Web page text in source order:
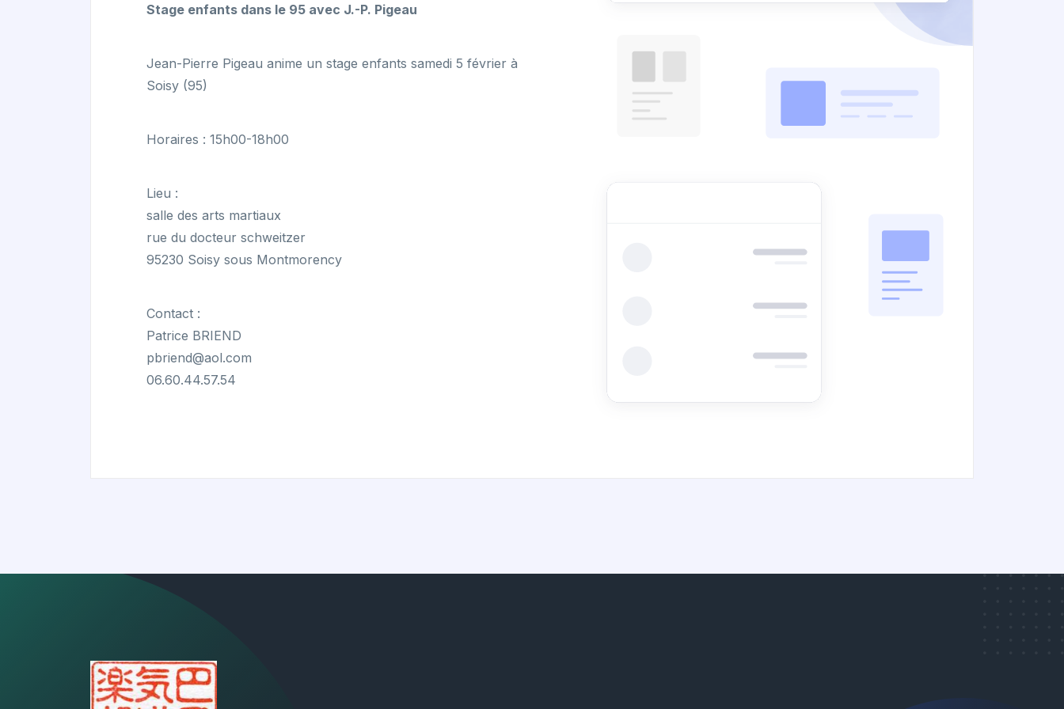
Stage enfants dans le 95 avec J.-P. Pigeau
Jean-Pierre Pigeau anime un stage enfants samedi 5 février à
Soisy (95)
Horaires : 15h00-18h00
Lieu :
salle des arts martiaux
rue du docteur schweitzer
95230 Soisy sous Montmorency
Contact :
Patrice BRIEND
pbriend@aol.com
06.60.44.57.54